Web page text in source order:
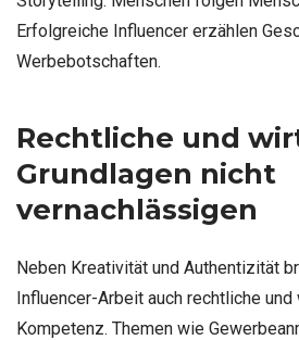
Erfolgreiche Influencer erzählen
Werbebotschaften.
Rechtliche und
Grundlagen nicht
vernachlässigen
Neben Kreativität und Authentizität
Influencer-Arbeit auch rechtliche
Kompetenz. Themen wie